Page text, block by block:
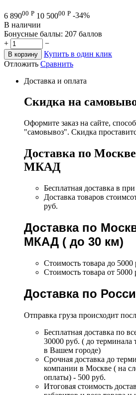
6 89000 Р 10 50000 Р -34%
В наличии
Бонусные баллы: 207 баллов
+
−
В корзину
Купить в один клик
Отложить Сравнить
Доставка и оплата
Скидка на
Оформите заказ на сайте,
"самовывоз". Скидка
Доставка по
МКАД
Бесплатная доставка в
Доставка товаров
руб.
Доставка по
МКАД ( до 30 км)
Стоимость товара до
Стоимость товара от
Доставка по
Отправка груза происходит
Бесплатная доставка по
30000 руб. ( до
в Вашем городе)
Срочная доставка до
компании в Москве ( на
оплаты) - 500 руб.
Итоговая стоимость